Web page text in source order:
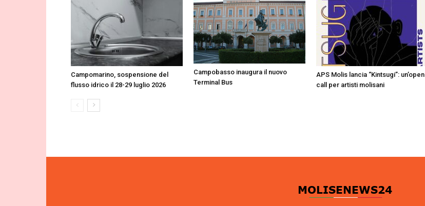
Campomarino, sospensione del
flusso idrico il 28-29 luglio 2026
Campobasso inaugura il nuovo
Terminal Bus
APS Molis lancia “Kintsugi”: un’open
call per artisti molisani